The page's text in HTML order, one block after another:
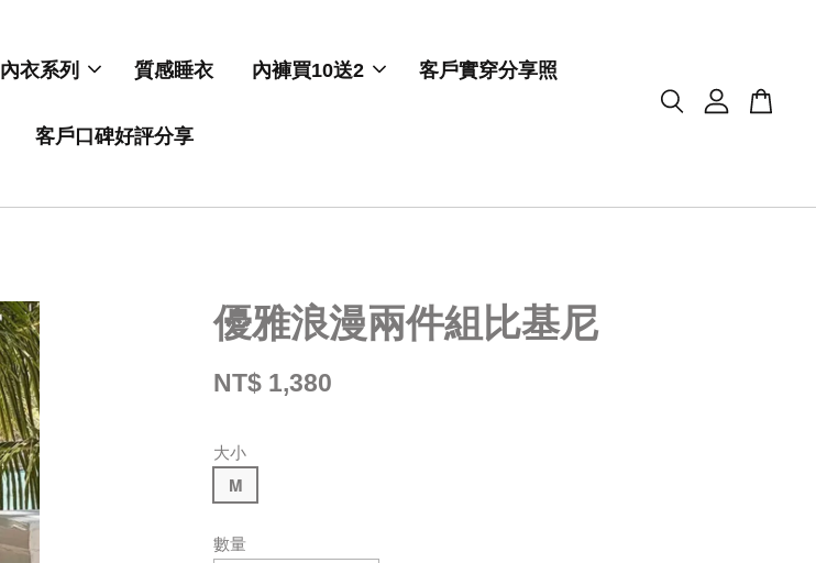
內衣系列 質感睡衣 內褲買10送2 客戶實穿分享照
客戶口碑好評分享
優雅浪漫兩件組比基尼
NT$ 1,380
大小
M
數量